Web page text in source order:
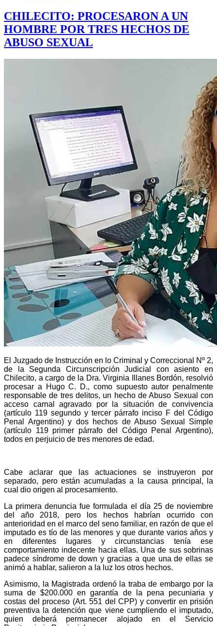
CHILECITO: PROCESARON A UN
HOMBRE POR TRES HECHOS DE
ABUSO SEXUAL
El Juzgado de Instrucción en lo Criminal y Correccional Nº 2,
de la Segunda Circunscripción Judicial con asiento en
Chilecito, a cargo de la Dra. Virginia Illanes Bordón, resolvió
procesar a Hugo C. D., como supuesto autor penalmente
responsable de tres delitos, un hecho de Abuso Sexual con
acceso carnal agravado por la situación de convivencia
(artículo 119 segundo y tercer párrafo inciso F del Código
Penal Argentino) y dos hechos de Abuso Sexual Simple
(artículo 119 primer párrafo del Código Penal Argentino),
todos en perjuicio de tres menores de edad.
Cabe aclarar que las actuaciones se instruyeron por
separado, pero están acumuladas a la causa principal, la
cual dio origen al procesamiento.
La primera denuncia fue formulada el día 25 de noviembre
del año 2018, pero los hechos habrían ocurrido con
anterioridad en el marco del seno familiar, en razón de que el
imputado es tío de las menores y que durante varios años y
en diferentes lugares y circunstancias tenía ese
comportamiento indecente hacia ellas. Una de sus sobrinas
padece síndrome de down y gracias a que una de ellas se
animó a hablar, salieron a la luz los otros hechos.
Asimismo, la Magistrada ordenó la traba de embargo por la
suma de $200.000 en garantía de la pena pecuniaria y
costas del proceso (Art. 551 del CPP) y convertir en prisión
preventiva la detención que viene cumpliendo el imputado,
quien deberá permanecer alojado en el Servicio